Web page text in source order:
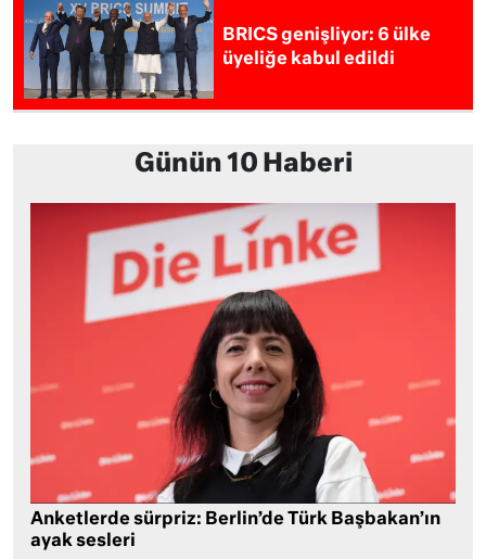
BRICS genişliyor: 6 ülke
üyeliğe kabul edildi
Günün 10 Haberi
Anketlerde sürpriz: Berlin’de Türk Başbakan’ın
ayak sesleri